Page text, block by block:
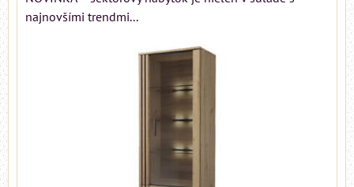
najnovšími trendmi...